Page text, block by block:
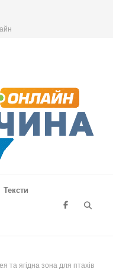
Тексти
та ягідна зона для птахів